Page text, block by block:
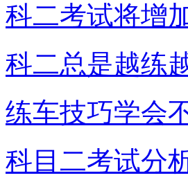
科二考试将增
科二总是越练
练车技巧学会
科目二考试分